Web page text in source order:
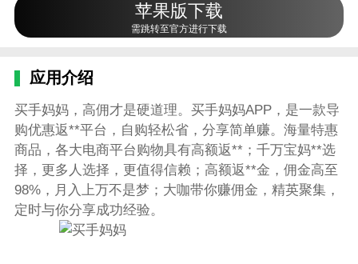
苹果版下载
需跳转至官方进行下载
应用介绍
买手妈妈，高佣才是硬道理。买手妈妈APP，是一款导
购优惠返**平台，自购轻松省，分享简单赚。海量特惠
商品，各大电商平台购物具有高额返**；千万宝妈**选
择，更多人选择，更值得信赖；高额返**金，佣金高至
98%，月入上万不是梦；大咖带你赚佣金，精英聚集，
定时与你分享成功经验。